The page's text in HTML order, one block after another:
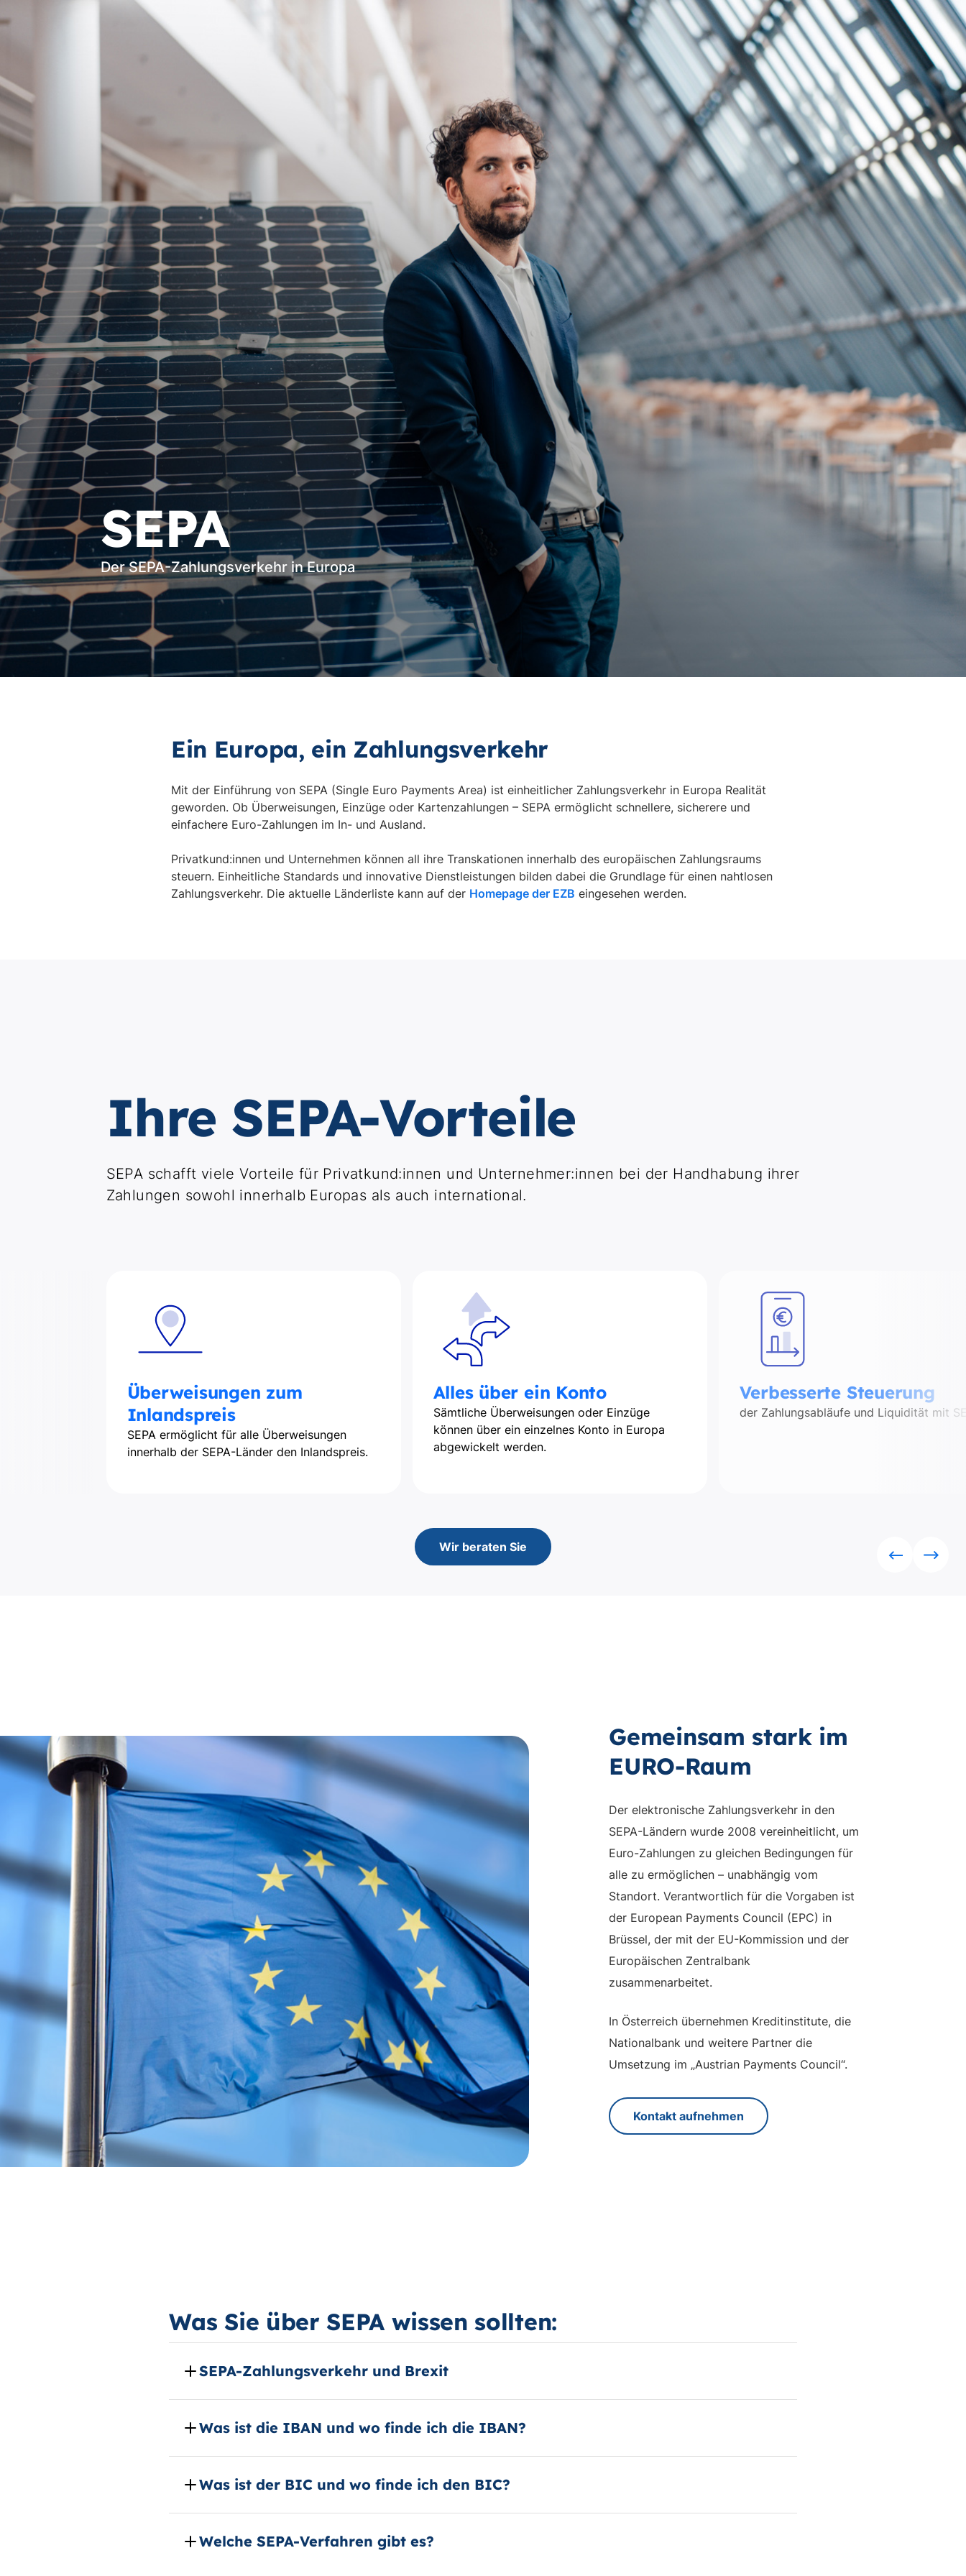
SEPA
Der SEPA-Zahlungsverkehr in Europa
Ein Europa, ein Zahlungsverkehr
Mit der Einführung von SEPA (Single Euro Payments Area) ist einheitlicher Zahlungsverkehr in Europa Realität
geworden. Ob Überweisungen, Einzüge oder Kartenzahlungen – SEPA ermöglicht schnellere, sicherere und
einfachere Euro-Zahlungen im In- und Ausland.
Privatkund:innen und Unternehmen können all ihre Transkationen innerhalb des europäischen Zahlungsraums
steuern. Einheitliche Standards und innovative Dienstleistungen bilden dabei die Grundlage für einen nahtlosen
Zahlungsverkehr. Die aktuelle Länderliste kann auf der Homepage der EZB eingesehen werden.
Ihre SEPA-Vorteile
SEPA schafft viele Vorteile für Privatkund:innen und Unternehmer:innen bei der Handhabung ihrer
Zahlungen sowohl innerhalb Europas als auch international.
Überweisungen zum
Inlandspreis
SEPA ermöglicht für alle Überweisungen
innerhalb der SEPA-Länder den Inlandspreis.
Alles über ein Konto
Sämtliche Überweisungen oder Einzüge
können über ein einzelnes Konto in Europa
abgewickelt werden.
Verbesserte Steuerung
der Zahlungsabläufe und Liquidität mit
Rückwärts
Wir beraten Sie
Gemeinsam stark im
EURO-Raum
Der elektronische Zahlungsverkehr in den
SEPA-Ländern wurde 2008 vereinheitlicht, um
Euro-Zahlungen zu gleichen Bedingungen für
alle zu ermöglichen – unabhängig vom
Standort. Verantwortlich für die Vorgaben ist
der European Payments Council (EPC) in
Brüssel, der mit der EU-Kommission und der
Europäischen Zentralbank
zusammenarbeitet.
In Österreich übernehmen Kreditinstitute, die
Nationalbank und weitere Partner die
Umsetzung im „Austrian Payments Council“.
Kontakt aufnehmen
Was Sie über SEPA wissen sollten:
SEPA-Zahlungsverkehr und Brexit
Was ist die IBAN und wo finde ich die IBAN?
Was ist der BIC und wo finde ich den BIC?
Welche SEPA-Verfahren gibt es?